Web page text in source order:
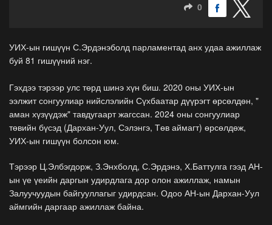
0
УИХ-ын гишүүн С.Эрдэнэболд парламентад анх удаа ажиллаж
буй 81 гишүүний нэг.
Гэхдээ тэрээр улс төрд шинэ хүн биш. 2020 оны УИХ-ын
ээлжит сонгуулиар нийслэлийн Сүхбаатар дүүрэгт өрсөлдөн, "
аман хүзүүдэж" тавдугаарт жагссан. 2024 оны сонгуулиар
төвийн бүсэд (Дархан-Уул, Сэлэнгэ, Төв аймагт) өрсөлдөж,
УИХ-ын гишүүн болсон юм.
Тэрээр Ц.Элбэгдорж, З.Энхболд, С.Эрдэнэ, Х.Баттулга гээд АН-
ын үе үеийн даргын удирдлага дор олон ажиллаж, намын
Залуучуудын байгууллагыг удирдсан. Одоо АН-ын Дархан-Уул
аймгийн даргаар ажиллаж байна.